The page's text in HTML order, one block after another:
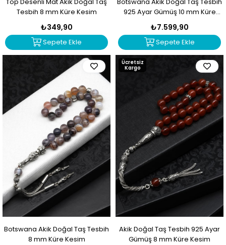
Tesbih 8 mm Küre Kesim
₺349,90
Sepete Ekle
925 Ayar Gümüş 10 mm Küre
Kesim
₺7.599,90
Sepete Ekle
Botswana Akik Doğal Taş Tesbih
8 mm Küre Kesim
Akik Doğal Taş Tesbih 925 Ayar
Gümüş 8 mm Küre Kesim
Ücretsiz
Kargo